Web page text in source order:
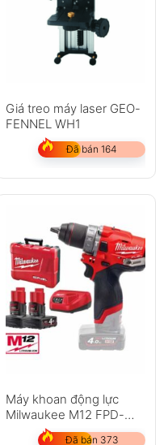
Giá treo máy laser GEO-
FENNEL WH1
Đã bán 164
Máy khoan động lực
Milwaukee M12 FPD-
Đã bán 373